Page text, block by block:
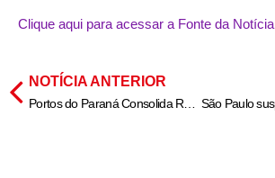
Clique aqui para acessar a Fonte da Notícia
NOTÍCIA ANTERIOR